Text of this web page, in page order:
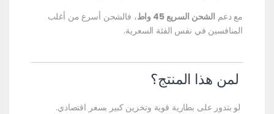
مع دعم الشحن السريع 45 واط
، فالشحن أسرع من أغلب
المنافسين في نفس الفئة السعرية.
لمن هذا المنتج؟
لو بتدور على بطارية قوية وتخزين كبير بسعر اقتصادي.